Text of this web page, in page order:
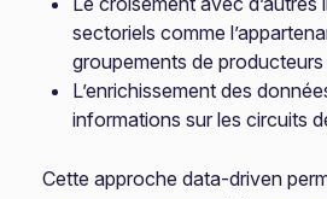
sectoriels comme
groupements de producteurs
L’enrichissement des
informations sur les circuits
Cette approche data-driven